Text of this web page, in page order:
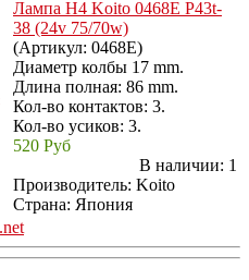
Лампа H4 Koito 0468E P43t-
38 (24v 75/70w)
(Артикул: 0468E)
Диаметр колбы 17 mm.
Длина полная: 86 mm.
Кол-во контактов: 3.
Кол-во усиков: 3.
520 Руб
В наличии: 1
Производитель: Koito
Страна: Япония